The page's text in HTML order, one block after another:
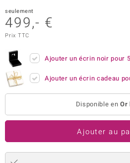
Collection
seulement
499,- €
Prix TTC
Ajouter un écrin noir pour
Ajouter un écrin cadeau
Disponible en Or
Ajouter au